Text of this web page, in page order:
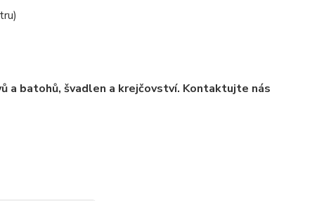
a batohů, švadlen a krejčovství. Kontaktujte nás